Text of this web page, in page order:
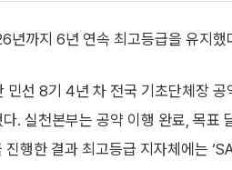
년까지 6년 연속 최고등급을 유지했
선 8기 4년 차 전국 기초단체장 공
. 실천본부는 공약 이행 완료, 목표
행한 결과 최고등급 지자체에는